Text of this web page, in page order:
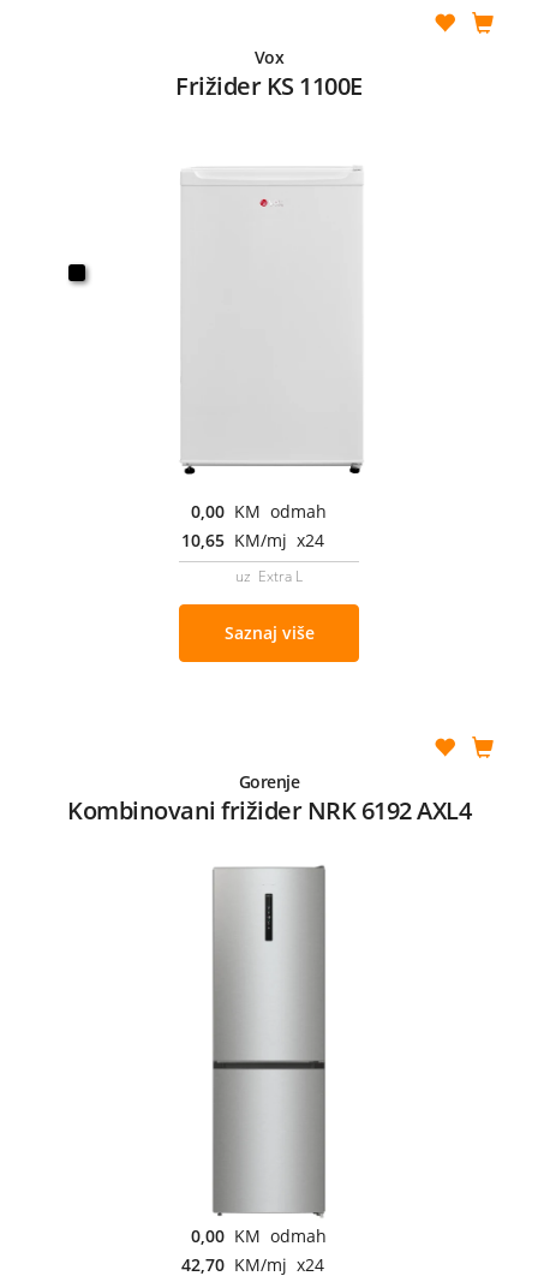
Vox
Frižider KS 1100E
0,00 KM odmah
10,65 KM/mj x24
uz Extra L
Saznaj više
Gorenje
Kombinovani frižider NRK 6192 AXL4
0,00 KM odmah
42,70 KM/mj x24